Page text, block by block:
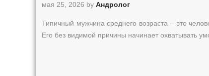
мая 25, 2026 by Андролог
Типичный мужчина среднего возраста – это
Его без видимой причины начинает охватывать